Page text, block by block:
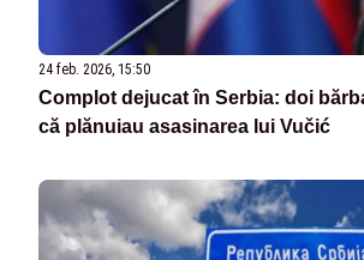
24 feb. 2026, 15:50
Complot dejucat în Serbia: doi
că plănuiau asasinarea lui Vučić